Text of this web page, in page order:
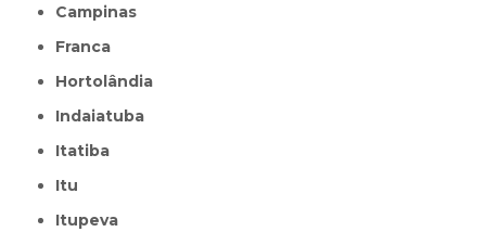
Campinas
Franca
Hortolândia
Indaiatuba
Itatiba
Itu
Itupeva